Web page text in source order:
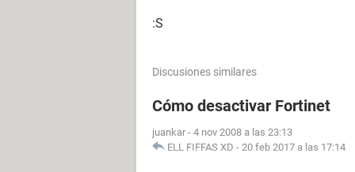
Y por último, para colmo, hoy
Este Windows no es original".
Pero si vino de fábrica con el portátil!
En fin, que logro tener acceso al
:S
Discusiones similares
Cómo desactivar Fortinet
juankar - 4 nov 2008 a las 23:13
ELL FIFFAS XD - 20 feb 2017 a las 17:14